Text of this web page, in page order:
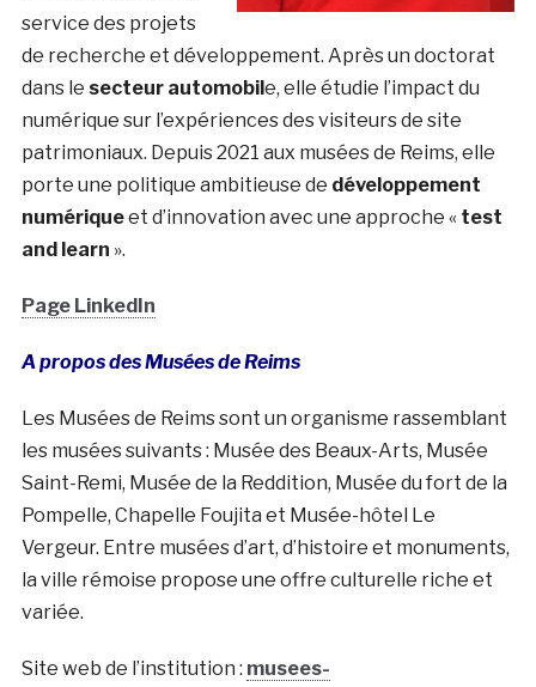
service des projets
de recherche et développement. Après un doctorat
dans le secteur automobile, elle étudie l’impact du
numérique sur l’expériences des visiteurs de site
patrimoniaux. Depuis 2021 aux musées de Reims, elle
porte une politique ambitieuse de développement
numériqueet d’innovation avec une approche « test
and learn ».
Page LinkedIn
A propos des Musées de Reims
Les Musées de Reims sont un organisme rassemblant
les musées suivants : Musée des Beaux-Arts, Musée
Saint-Remi, Musée de la Reddition, Musée du fort de la
Pompelle, Chapelle Foujita et Musée-hôtel Le
Vergeur. Entre musées d’art, d’histoire et monuments,
la ville rémoise propose une offre culturelle riche et
variée.
Site web de l’institution : musees-